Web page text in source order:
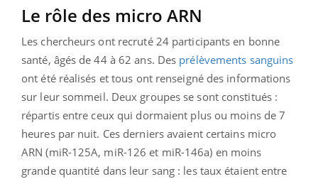
Le rôle des micro ARN
Les chercheurs ont recruté 24 participants en bonne
santé, âgés de 44 à 62 ans. Des prélèvements sanguins
ont été réalisés et tous ont renseigné des informations
sur leur sommeil. Deux groupes se sont constitués :
répartis entre ceux qui dormaient plus ou moins de 7
heures par nuit. Ces derniers avaient certains micro
ARN (miR-125A, miR-126 et miR-146a) en moins
grande quantité dans leur sang : les taux étaient entre